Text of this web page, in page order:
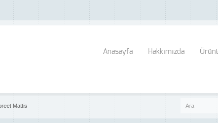
Anasayfa Hakkımızda
Mattis